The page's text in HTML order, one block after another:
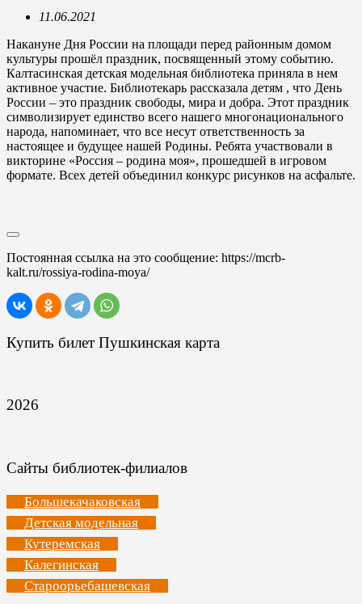
11.06.2021
Накануне Дня России на площади перед районным домом
культуры прошёл праздник, посвященный этому событию.
Калтасинская детская модельная библиотека приняла в нем
активное участие. Библиотекарь рассказала детям , что День
России – это праздник свободы, мира и добра. Этот праздник
символизирует единство всего нашего многонационального
народа, напоминает, что все несут ответственность за
настоящее и будущее нашей Родины. Ребята участвовали в
викторине «Россия – родина моя», прошедшей в игровом
формате. Всех детей объединил конкурс рисунков на асфальте.
Постоянная ссылка на это сообщение: https://mcrb-
kalt.ru/rossiya-rodina-moya/
Купить билет Пушкинская карта
2026
Сайты библиотек-филиалов
Большекачаковская
Детская модельная
Кутеремская
Калегинская
Староорьебашевская